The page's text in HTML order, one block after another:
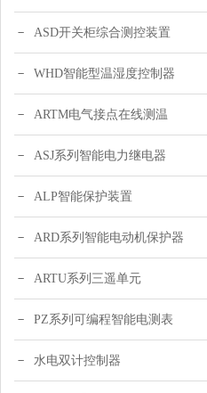
ASD开关柜综合测控装置
WHD智能型温湿度控制器
ARTM电气接点在线测温
ASJ系列智能电力继电器
ALP智能保护装置
ARD系列智能电动机保护器
ARTU系列三遥单元
PZ系列可编程智能电测表
水电双计控制器